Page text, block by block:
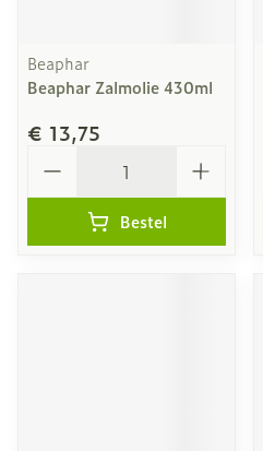
Beaphar
Beaphar Zalmolie 430ml
€ 13,75
Bestel